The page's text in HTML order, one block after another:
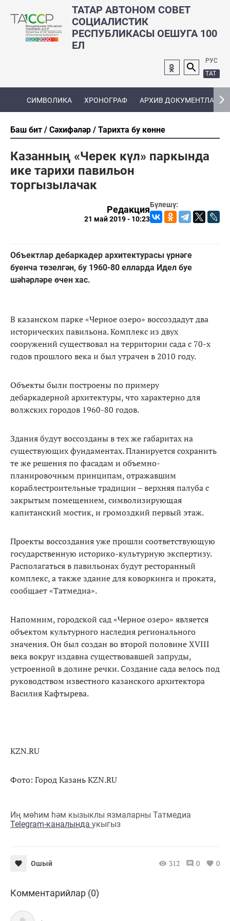
ТАТАР АВТОНОМ СОВЕТ
СОЦИАЛИСТИК
РЕСПУБЛИКАСЫ ОЕШУГА 100
ЕЛ
РУС
ТАТ
СИМВОЛИКА ХРОНОГРАФ АРХИВ ДОКУМЕНТЛАРЫ
Баш бит Сәхифәләр Тарихта бу көнне
Казанның «Черек күл» паркында
ике тарихи павильон
торгызылачак
Бүлешү:
Редакция
21 май 2019 - 10:23
Объектлар дебаркадер архитектурасы үрнәге
буенча төзелгән, бу 1960-80 елларда Идел буе
шәһәрләре өчен хас.
В казанском парке «Черное озеро» воссоздадут два
исторических павильона. Комплекс из двух
сооружений существовал на территории сада с 70-х
годов прошлого века и был утрачен в 2010 году.
Объекты были построены по примеру
дебаркадерной архитектуры, что характерно для
волжских городов 1960-80 годов.
Здания будут воссозданы в тех же габаритах на
существующих фундаментах. Планируется сохранить
те же решения по фасадам и объемно-
планировочным принципам, отражавшим
кораблестроительные традиции – верхняя палуба с
закрытым помещением, символизирующая
капитанский мостик, и громоздкий первый этаж.
Проекты воссоздания уже прошли соответствующую
государственную историко-культурную экспертизу.
Располагаться в павильонах будут ресторанный
комплекс, а также здание для коворкинга и проката,
сообщает «Татмедиа».
Напомним, городской сад «Черное озеро» является
объектом культурного наследия регионального
значения. Он был создан во второй половине XVIII
века вокруг издавна существовавшей запруды,
устроенной в долине речки. Создание сада велось под
руководством известного казанского архитектора
Василия Кафтырева.
KZN.RU
Фото: Город Казань KZN.RU
Иң мөһим һәм кызыклы язмаларны Татмедиа
Telegram-каналында укыгыз
Ошый 312 0 0
Комментарийлар (0)